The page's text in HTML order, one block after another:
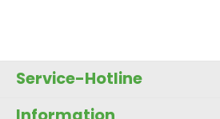
Service-Hotline